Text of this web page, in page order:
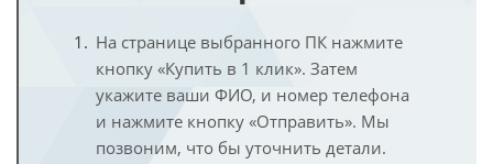
На странице выбранного ПК нажмите
кнопку «Купить в 1 клик». Затем
укажите ваши ФИО, и номер телефона
и нажмите кнопку «Отправить». Мы
позвоним, что бы уточнить детали.